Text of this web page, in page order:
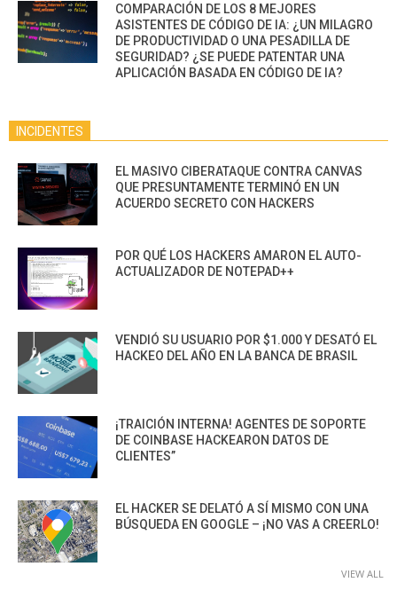
COMPARACIÓN DE LOS 8 MEJORES
ASISTENTES DE CÓDIGO DE IA: ¿UN MILAGRO
DE PRODUCTIVIDAD O UNA PESADILLA DE
SEGURIDAD? ¿SE PUEDE PATENTAR UNA
APLICACIÓN BASADA EN CÓDIGO DE IA?
INCIDENTES
EL MASIVO CIBERATAQUE CONTRA CANVAS
QUE PRESUNTAMENTE TERMINÓ EN UN
ACUERDO SECRETO CON HACKERS
POR QUÉ LOS HACKERS AMARON EL AUTO-
ACTUALIZADOR DE NOTEPAD++
VENDIÓ SU USUARIO POR $1.000 Y DESATÓ EL
HACKEO DEL AÑO EN LA BANCA DE BRASIL
¡TRAICIÓN INTERNA! AGENTES DE SOPORTE
DE COINBASE HACKEARON DATOS DE
CLIENTES”
EL HACKER SE DELATÓ A SÍ MISMO CON UNA
BÚSQUEDA EN GOOGLE – ¡NO VAS A CREERLO!
VIEW ALL